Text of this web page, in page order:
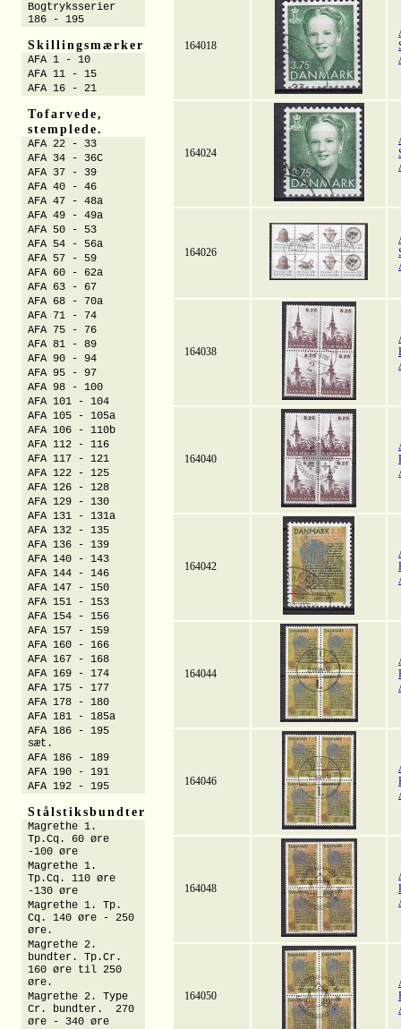
164018
164024
164026
164038
164040
164042
164044
164046
164048
164050
Bogtryksserier
186 - 195
Skillingsmærker
AFA 1 - 10
AFA 11 - 15
AFA 16 - 21
Tofarvede,
stemplede.
AFA 22 - 33
AFA 34 - 36C
AFA 37 - 39
AFA 40 - 46
AFA 47 - 48a
AFA 49 - 49a
AFA 50 - 53
AFA 54 - 56a
AFA 57 - 59
AFA 60 - 62a
AFA 63 - 67
AFA 68 - 70a
AFA 71 - 74
AFA 75 - 76
AFA 81 - 89
AFA 90 - 94
AFA 95 - 97
AFA 98 - 100
AFA 101 - 104
AFA 105 - 105a
AFA 106 - 110b
AFA 112 - 116
AFA 117 - 121
AFA 122 - 125
AFA 126 - 128
AFA 129 - 130
AFA 131 - 131a
AFA 132 - 135
AFA 136 - 139
AFA 140 - 143
AFA 144 - 146
AFA 147 - 150
AFA 151 - 153
AFA 154 - 156
AFA 157 - 159
AFA 160 - 166
AFA 167 - 168
AFA 169 - 174
AFA 175 - 177
AFA 178 - 180
AFA 181 - 185a
AFA 186 - 195
sæt.
AFA 186 - 189
AFA 190 - 191
AFA 192 - 195
Stålstiksbundter
Magrethe 1.
Tp.Cq. 60 øre
-100 øre
Magrethe 1.
Tp.Cq. 110 øre
-130 øre
Magrethe 1. Tp.
Cq. 140 øre - 250
øre.
Magrethe 2.
bundter. Tp.Cr.
160 øre til 250
øre.
Magrethe 2. Type
Cr. bundter. 270
øre - 340 øre